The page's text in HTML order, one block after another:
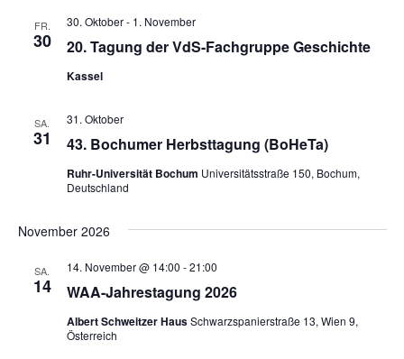
FR.
30 20. Tagung der VdS-Fachgruppe Geschichte
30. Oktober- 1. November
Kassel
SA.
31 43. Bochumer Herbsttagung (BoHeTa)
31. Oktober
Ruhr-Universität Bochum Universitätsstraße 150, Bochum,
Deutschland
November 2026
SA.
14 WAA-Jahrestagung 2026
14. November @ 14:00 -21:00
Albert Schweitzer HausSchwarzspanierstraße 13, Wien 9,
Österreich